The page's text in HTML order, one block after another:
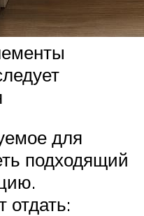
для
подходящий
отдать: